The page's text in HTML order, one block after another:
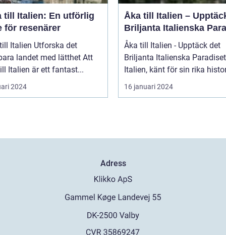
till Italien: En utförlig
för resenärer
Utforska det
landet med lätthet Att
Italien är ett fantast...
2024
Åka till Italien –
Briljanta Italienska
Åka till Italien - Upptäck det
Briljanta Italienska Paradiset
Italien, känt för sin rika
16 januari 2024
Adress